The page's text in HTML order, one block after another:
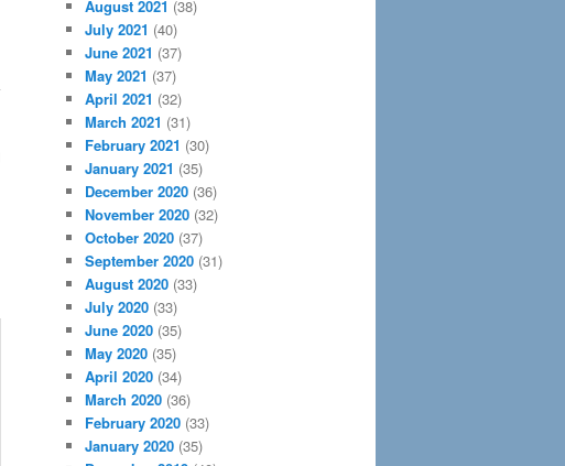
August 2021 (38)
July 2021 (40)
June 2021 (37)
May 2021 (37)
April 2021 (32)
March 2021 (31)
February 2021 (30)
January 2021 (35)
December 2020 (36)
November 2020 (32)
October 2020 (37)
September 2020 (31)
August 2020 (33)
July 2020 (33)
June 2020 (35)
May 2020 (35)
April 2020 (34)
March 2020 (36)
February 2020 (33)
January 2020 (35)